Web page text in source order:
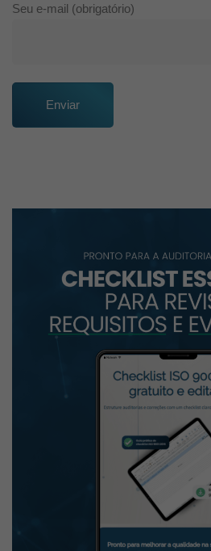
Seu e-mail (obrigatório)